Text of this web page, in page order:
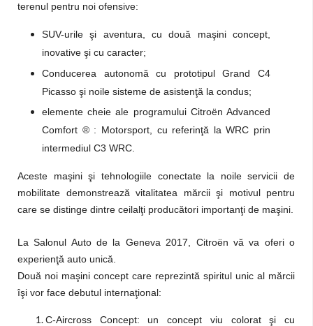
terenul pentru noi ofensive:
SUV-urile şi aventura, cu două maşini concept,
inovative şi cu caracter;
Conducerea autonomă cu prototipul Grand C4
Picasso şi noile sisteme de asistenţă la condus;
elemente cheie ale programului Citroën Advanced
Comfort ® : Motorsport, cu referinţă la WRC prin
intermediul C3 WRC.
Aceste maşini şi tehnologiile conectate la noile servicii de
mobilitate demonstrează vitalitatea mărcii şi motivul pentru
care se distinge dintre ceilalţi producători importanţi de maşini.
La Salonul Auto de la Geneva 2017, Citroën vă va oferi o
experienţă auto unică.
Două noi maşini concept care reprezintă spiritul unic al mărcii
îşi vor face debutul internaţional:
C-Aircross Concept: un concept viu colorat şi cu